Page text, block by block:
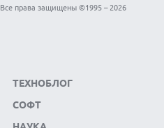
Все права защищены ©1995 – 2026
ТЕХНОБЛОГ
СОФТ